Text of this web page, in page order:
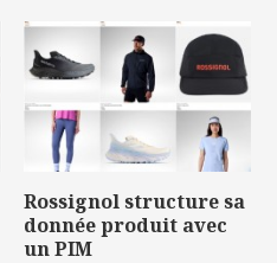
Rossignol structure sa
donnée produit avec
un PIM